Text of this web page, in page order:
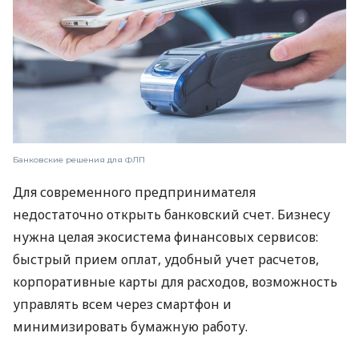
Банковские решения для ФЛП
Для современного предпринимателя
недостаточно открыть банковский счет. Бизнесу
нужна целая экосистема финансовых сервисов:
быстрый прием оплат, удобный учет расчетов,
корпоративные карты для расходов, возможность
управлять всем через смартфон и
минимизировать бумажную работу.